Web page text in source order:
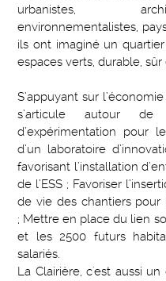
urbanistes,
environnementalistes,
ils ont imaginé un
espaces verts, durable, sûr
S’appuyant sur
s’articule autour
d’expérimentation pour
d’un laboratoire
favorisant l’installation
de l’ESS ; Favoriser
de vie des chantiers pour
; Mettre en place du lien
et les 2500 futurs
salariés.
La Clairière, c'est aussi